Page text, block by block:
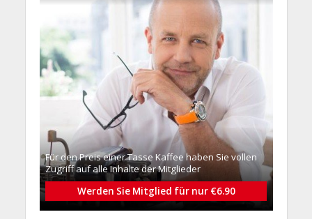
Für den Preis einer Tasse Kaffee haben Sie vollen
Zugriff auf alle Inhalte der Mitglieder
Werden Sie Mitglied für nur €6.90